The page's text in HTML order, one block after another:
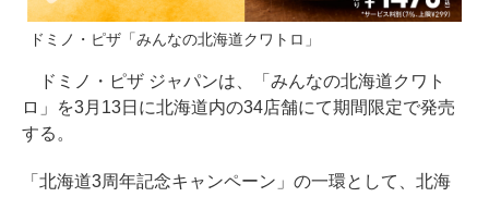
ドミノ・ピザ「みんなの北海道クワトロ」
ドミノ・ピザ ジャパンは、「みんなの北海道クワト
ロ」を3月13日に北海道内の34店舗にて期間限定で発売
する。
「北海道3周年記念キャンペーン」の一環として、北海